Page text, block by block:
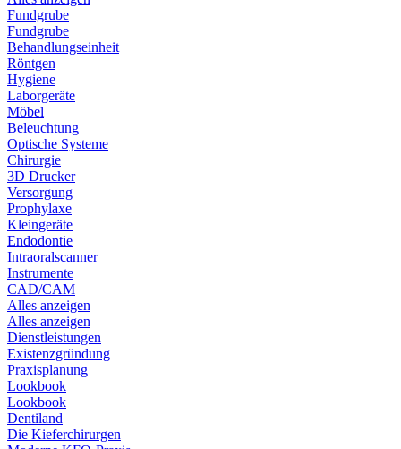
Fundgrube
Fundgrube
Behandlungseinheit
Röntgen
Hygiene
Laborgeräte
Möbel
Beleuchtung
Optische Systeme
Chirurgie
3D Drucker
Versorgung
Prophylaxe
Kleingeräte
Endodontie
Intraoralscanner
Instrumente
CAD/CAM
Alles anzeigen
Alles anzeigen
Dienstleistungen
Existenzgründung
Praxisplanung
Lookbook
Lookbook
Dentiland
Die Kieferchirurgen